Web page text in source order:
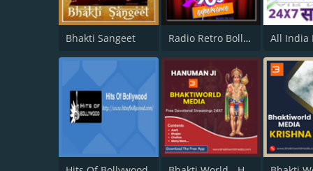
Bhakti Sangeet Radio Retro Bollywood 90s